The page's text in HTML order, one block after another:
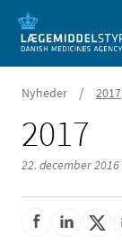
Nyheder / 2017
2017
22. december 2016